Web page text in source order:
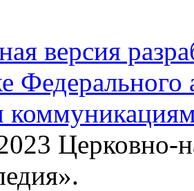
версия
Федерального
Церковно-